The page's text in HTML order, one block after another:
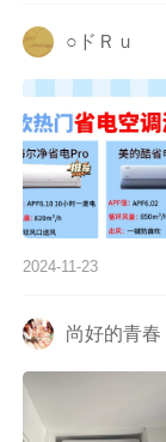
○ドＲｕ
2024-11-23
尚好的青春